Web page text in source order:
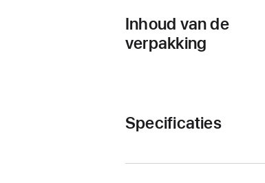
Inhoud van de
verpakking
Specificaties